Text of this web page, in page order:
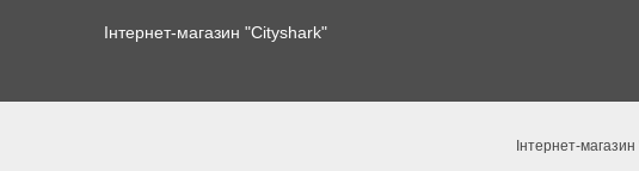
Інтернет-магазин "Сityshark"